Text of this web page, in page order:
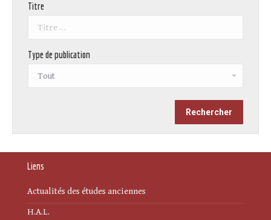
Titre
Type de publication
Liens
Actualités des études anciennes
H.A.L.